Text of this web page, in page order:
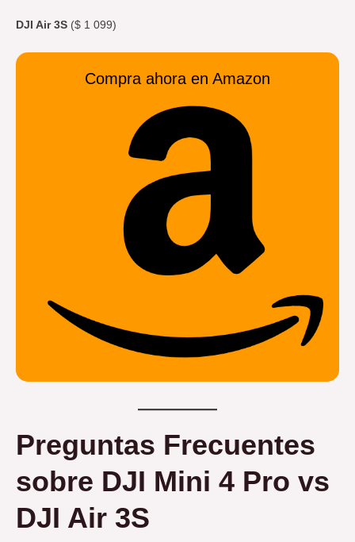
DJI Air 3S ($ 1 099)
Compra ahora en Amazon
Preguntas Frecuentes
sobre DJI Mini 4 Pro vs
DJI Air 3S